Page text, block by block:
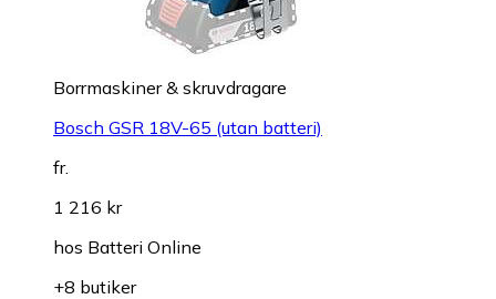
Borrmaskiner & skruvdragare
Bosch GSR 18V-65 (utan batteri)
fr.
1 216 kr
hos Batteri Online
+8 butiker